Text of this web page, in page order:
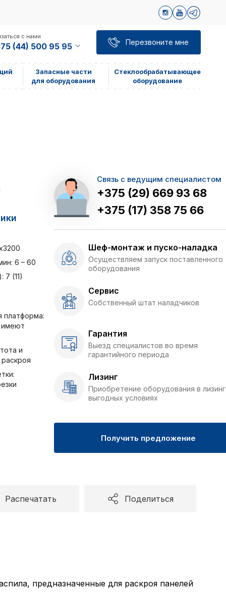
с нами
(44) 500 95 95 Перезвоните мне
Запасные части
для оборудования
Стеклообрабатывающее
оборудование
6 – 60
7 (11)
платформа:
имеют
и
Связь с ведущим специалистом
+375 (29) 669 93 68
+375 (17) 358 75 66
Шеф-монтаж и пуско-наладка
Осуществляем запуск поставленного
оборудования
Сервис
Собственный штат наладчиков
Гарантия
Выезд специалистов во время
гарантийного периода
Лизинг
Приобретение оборудования в
выгодных условиях
Получить предложение
Распечатать Поделиться
предназначенные для раскроя панелей